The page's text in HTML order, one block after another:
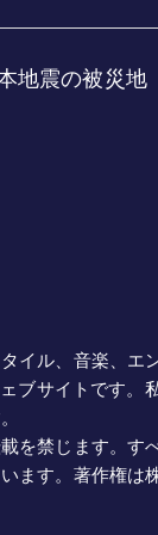
イル、音楽、エ
ブサイトです。
を禁じます。す
ます。著作権は